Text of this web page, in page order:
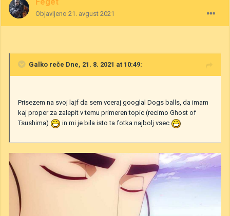
Feget
Objavljeno 21. avgust 2021
Galko reče Dne, 21. 8. 2021 at 10:49:
Prisezem na svoj lajf da sem vceraj googlal Dogs balls, da imam
kaj proper za zalepit v temu primeren topic (recimo Ghost of
Tsushima)
in mi je bila isto ta fotka najbolj vsec